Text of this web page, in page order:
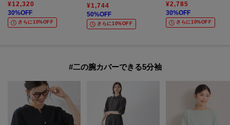
¥12,320
30%OFF
さらに10%OFF
¥1,744
50%OFF
さらに10%OFF
¥2,785
30%OFF
さらに10%OFF
#二の腕カバーできる5分袖